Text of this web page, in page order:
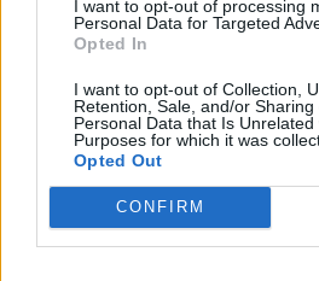
I want to opt-out of processing
Personal Data for Targeted
Opted In
I want to opt-out of Collection,
Retention, Sale, and/or Sharing
Personal Data that Is Unrelated
Purposes for which it was
Opted Out
CONFIRM
Rašyti komentarą
Jūsų vardas